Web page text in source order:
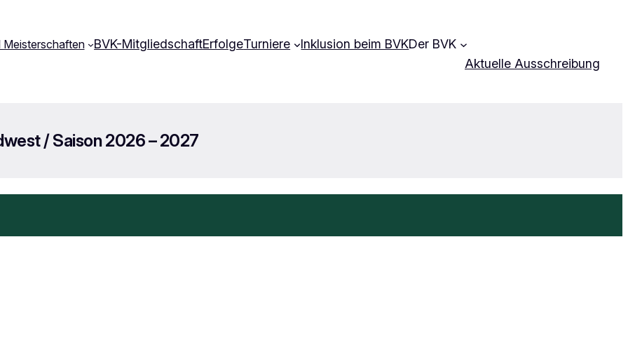
Meisterschaften BVK-MitgliedschaftErfolgeTurniere Inklusion beim BVKDer BVK
Aktuelle Ausschreibung
/ Saison 2026 – 2027